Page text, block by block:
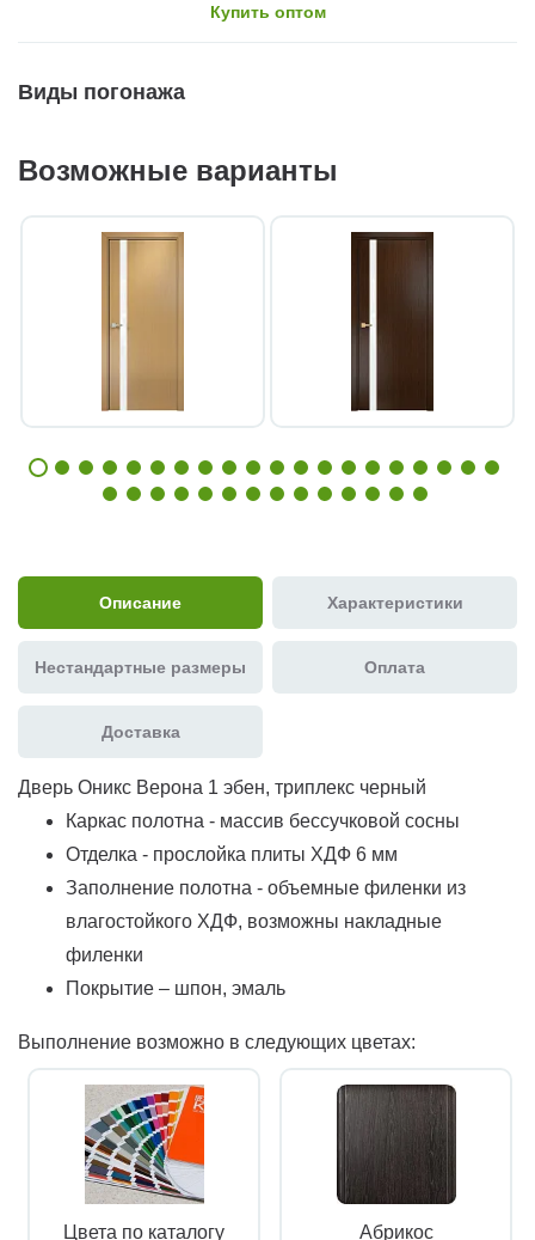
Купить оптом
Виды погонажа
Возможные варианты
Описание Характеристики
Нестандартные размеры Оплата
Доставка
Дверь Оникс Верона 1 эбен, триплекс черный
Каркас полотна - массив бессучковой сосны
Отделка - прослойка плиты ХДФ 6 мм
Заполнение полотна - объемные филенки из
влагостойкого ХДФ, возможны накладные
филенки
Покрытие – шпон, эмаль
Выполнение возможно в следующих цветах:
Цвета по каталогу Абрикос